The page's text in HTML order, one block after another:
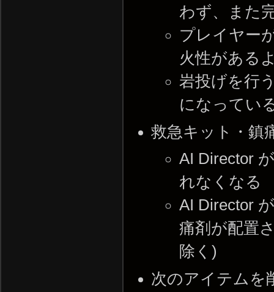
わず、また
プレイヤー
火性がある
岩投げを行
になってい
救急キット・鎮
AI Director
れなくなる
AI Director
痛剤が配置
除く)
次のアイテムを